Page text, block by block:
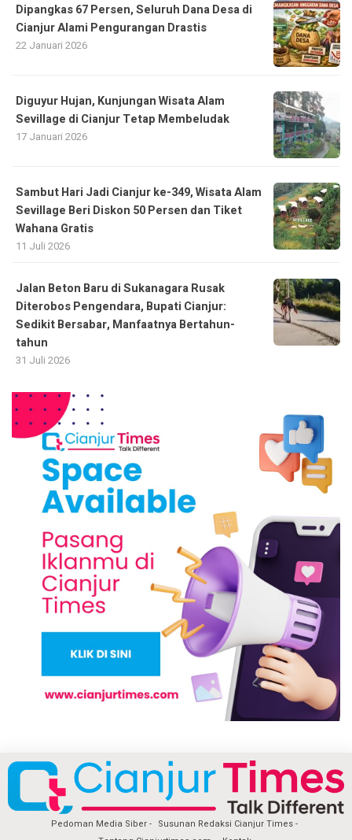
Dipangkas 67 Persen, Seluruh Dana Desa di
Cianjur Alami Pengurangan Drastis
22 Januari 2026
Diguyur Hujan, Kunjungan Wisata Alam
Sevillage di Cianjur Tetap Membeludak
17 Januari 2026
Sambut Hari Jadi Cianjur ke-349, Wisata Alam
Sevillage Beri Diskon 50 Persen dan Tiket
Wahana Gratis
11 Juli 2026
Jalan Beton Baru di Sukanagara Rusak
Diterobos Pengendara, Bupati Cianjur:
Sedikit Bersabar, Manfaatnya Bertahun-
tahun
31 Juli 2026
Pedoman Media Siber
Susunan Redaksi Cianjur Times